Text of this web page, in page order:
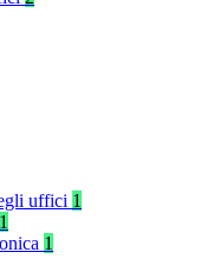
uffici 1
1
1